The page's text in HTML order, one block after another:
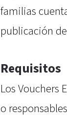
familias
publicación
Requisitos
Los Vouchers
o